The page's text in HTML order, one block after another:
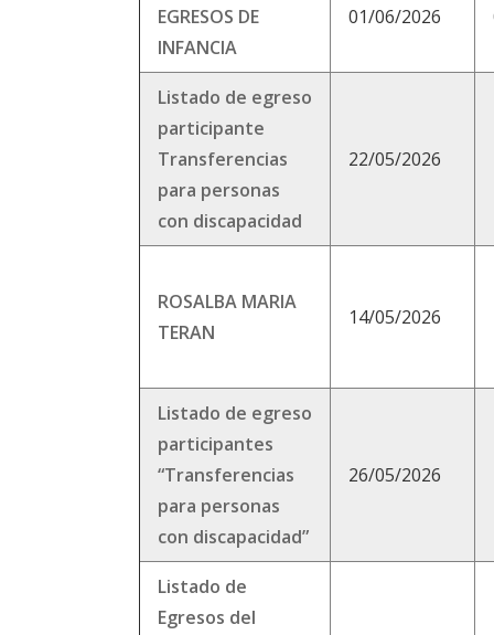
EGRESOS DE
INFANCIA
01/06/2026
Listado de egreso
participante
Transferencias
para personas
con discapacidad
22/05/2026
ROSALBA MARIA
TERAN
14/05/2026
Listado de egreso
participantes
“Transferencias
para personas
con discapacidad”
26/05/2026
Listado de
Egresos del